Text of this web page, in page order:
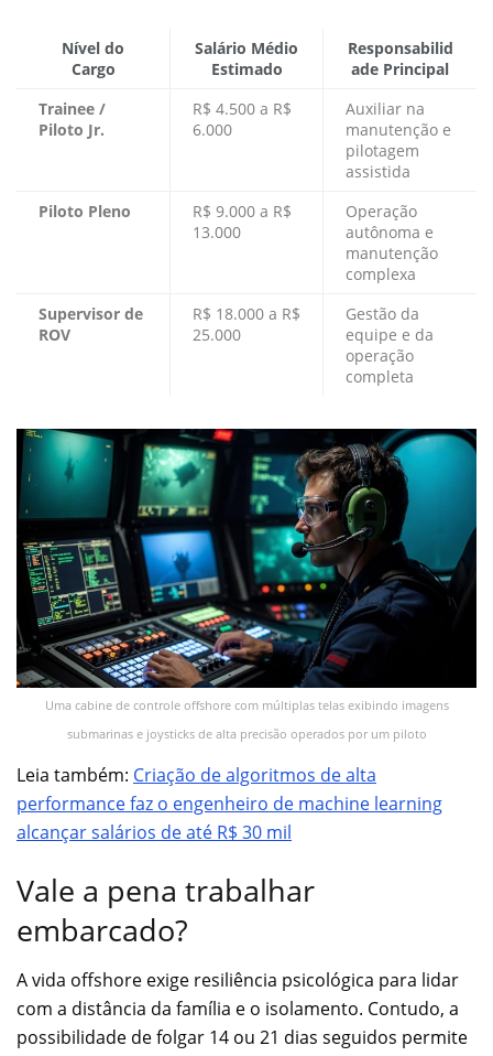
Nível do
Cargo
Salário Médio
Estimado
Responsabilid
ade Principal
Trainee /
Piloto Jr.
R$ 4.500 a R$
6.000
Auxiliar na
manutenção e
pilotagem
assistida
Piloto Pleno
R$ 9.000 a R$
13.000
Operação
autônoma e
manutenção
complexa
Supervisor de
ROV
R$ 18.000 a R$
25.000
Gestão da
equipe e da
operação
completa
Uma cabine de controle offshore com múltiplas telas exibindo imagens
submarinas e joysticks de alta precisão operados por um piloto
Leia também: Criação de algoritmos de alta
performance faz o engenheiro de machine learning
alcançar salários de até R$ 30 mil
Vale a pena trabalhar
embarcado?
A vida offshore exige resiliência psicológica para lidar
com a distância da família e o isolamento. Contudo, a
possibilidade de folgar 14 ou 21 dias seguidos permite